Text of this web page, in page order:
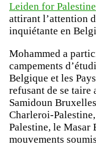
Leiden for Palestine
attirant l’attention
inquiétante en
Mohammed a
campements
Belgique et les
refusant de se taire
Samidoun
Charleroi-
Palestine, le Masar
mouvements